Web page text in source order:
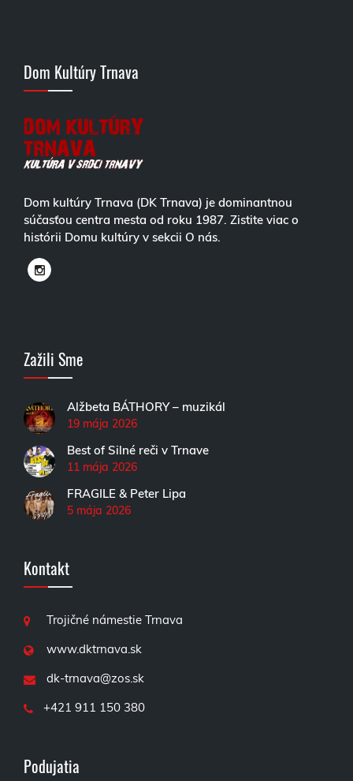
Dom Kultúry Trnava
Dom kultúry Trnava (DK Trnava) je dominantnou
súčasťou centra mesta od roku 1987. Zistite viac o
histórii Domu kultúry v sekcii O nás.
Zažili Sme
Alžbeta BÁTHORY – muzikál
19 mája 2026
Best of Silné reči v Trnave
11 mája 2026
FRAGILE & Peter Lipa
5 mája 2026
Kontakt
Trojičné námestie Trnava
www.dktrnava.sk
dk-trnava@zos.sk
+421 911 150 380
Podujatia